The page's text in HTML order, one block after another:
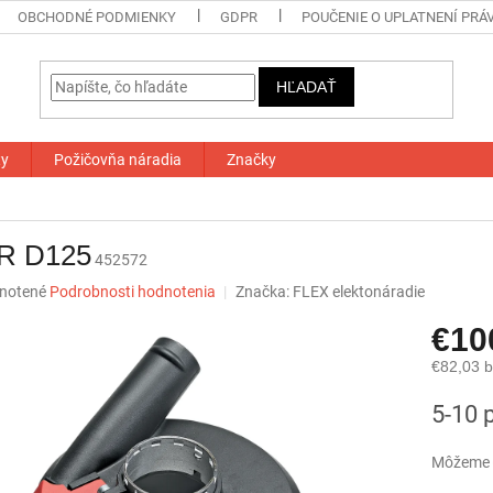
OBCHODNÉ PODMIENKY GDPR POUČENIE O UPLATNENÍ
HĽADAŤ
Požičovňa náradia Značky
D125452572
Podrobnosti hodnotenia Značka: FLEX elektonáradie
€82,03
cena:
5-10